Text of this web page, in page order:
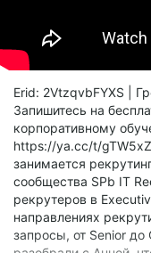
Erid: 2VtzqvbFYXS |
Запишитесь на
корпоративному
https://ya.cc/t/
занимается
сообщества SPb IT
рекрутеров в
направлениях
запросы, от Senior